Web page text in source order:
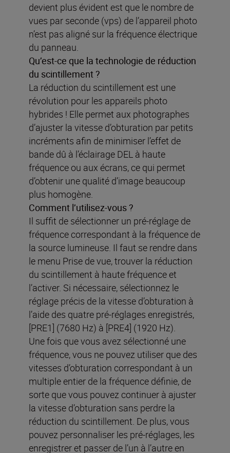
devient plus évident est que le nombre de
vues par seconde (vps) de l’appareil photo
n’est pas aligné sur la fréquence électrique
du panneau.
Qu’est-ce que la technologie de réduction
du scintillement ?
La réduction du scintillement est une
révolution pour les appareils photo
hybrides ! Elle permet aux photographes
d’ajuster la vitesse d’obturation par petits
incréments afin de minimiser l’effet de
bande dû à l’éclairage DEL à haute
fréquence ou aux écrans, ce qui permet
d’obtenir une qualité d’image beaucoup
plus homogène.
Comment l’utilisez-vous?
Il suffit de sélectionner un pré-réglage de
fréquence correspondant à la fréquence de
la source lumineuse. Il faut se rendre dans
le menu Prise de vue, trouver la réduction
du scintillement à haute fréquence et
l’activer. Si nécessaire, sélectionnez le
réglage précis de la vitesse d’obturation à
l’aide des quatre pré-réglages enregistrés,
[PRE1] (7680 Hz) à [PRE4] (1920 Hz).
Une fois que vous avez sélectionné une
fréquence, vous ne pouvez utiliser que des
vitesses d’obturation correspondant à un
multiple entier de la fréquence définie, de
sorte que vous pouvez continuer à ajuster
la vitesse d’obturation sans perdre la
réduction du scintillement. De plus, vous
pouvez personnaliser les pré-réglages, les
enregistrer et passer de l’un à l’autre en